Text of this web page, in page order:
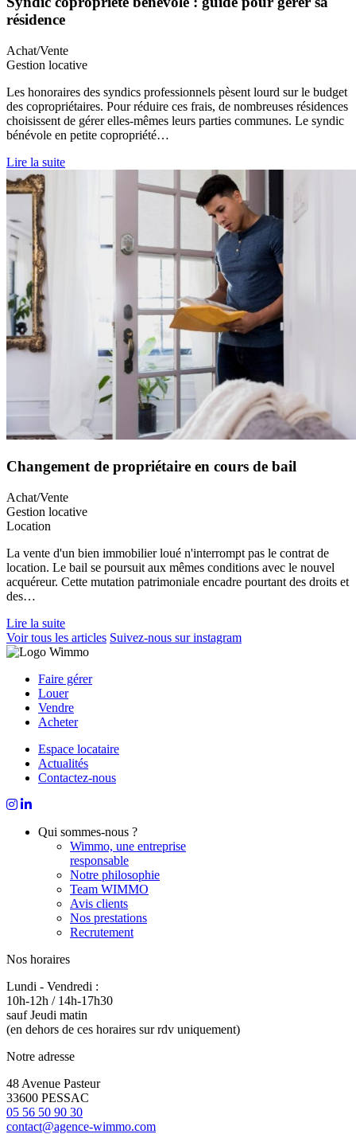
résidence
Achat/Vente
Gestion locative
Les honoraires des syndics professionnels pèsent lourd sur le budget
des copropriétaires. Pour réduire ces frais, de nombreuses résidences
choisissent de gérer elles-mêmes leurs parties communes. Le syndic
bénévole en petite copropriété…
Lire la suite
Changement de propriétaire en cours de bail
Achat/Vente
Gestion locative
Location
La vente d'un bien immobilier loué n'interrompt pas le contrat de
location. Le bail se poursuit aux mêmes conditions avec le nouvel
acquéreur. Cette mutation patrimoniale encadre pourtant des droits et
des…
Lire la suite
Voir tous les articles Suivez-nous sur instagram
Faire gérer
Louer
Vendre
Acheter
Espace locataire
Actualités
Contactez-nous
Qui sommes-nous ?
Wimmo, une entreprise
responsable
Notre philosophie
Team WIMMO
Avis clients
Nos prestations
Recrutement
Nos horaires
Lundi - Vendredi :
10h-12h / 14h-17h30
sauf Jeudi matin
(en dehors de ces horaires sur rdv uniquement)
Notre adresse
48 Avenue Pasteur
33600 PESSAC
05 56 50 90 30
contact@agence-wimmo.com